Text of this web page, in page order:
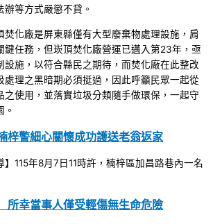
等方式嚴懲不貸。
焚化廠是屏東縣僅有大型廢棄物處理設施，肩
鍵任務，但崁頂焚化廠營運已邁入第23年，亟
設施，以符合縣民之期待，而焚化廠在此整改
處理之黑暗期必須挺過，因此呼籲民眾一起從
之使用，並落實垃圾分類隨手做環保，一起守
警細心關懷成功護送老翁返家
】115年8月7日11時許，楠梓區加昌路巷內一名
幸當事人僅受輕傷無生命危險